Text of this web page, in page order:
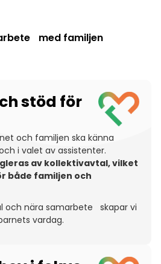
med familjen
stöd för
och familjen ska känna
i valet av assistenter.
av kollektivavtal, vilket
både familjen och
och nära samarbete skapar vi
vardag.